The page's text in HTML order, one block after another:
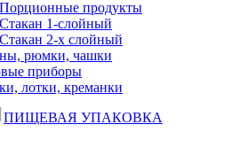
Порционные продукты
Стакан 1-слойный
Стакан 2-х слойный
рюмки, чашки
приборы
лотки, креманки
ПИЩЕВАЯ УПАКОВКА